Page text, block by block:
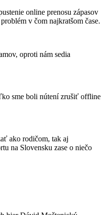
online prenosu zápasov
v čom najkratšom čase.
oproti nám sedia
sme boli nútení zrušiť offline
ako rodičom, tak aj
na Slovensku zase o niečo